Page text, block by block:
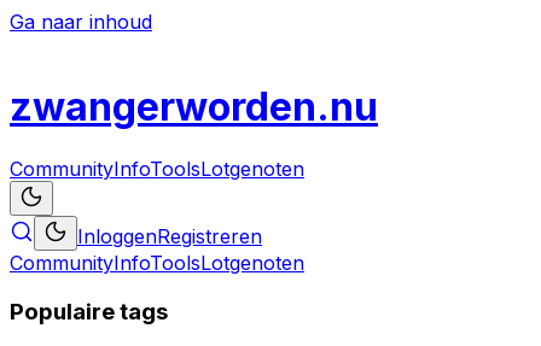
Ga naar inhoud
zwangerworden.nu
CommunityInfoToolsLotgenoten
InloggenRegistreren
CommunityInfoToolsLotgenoten
Populaire tags